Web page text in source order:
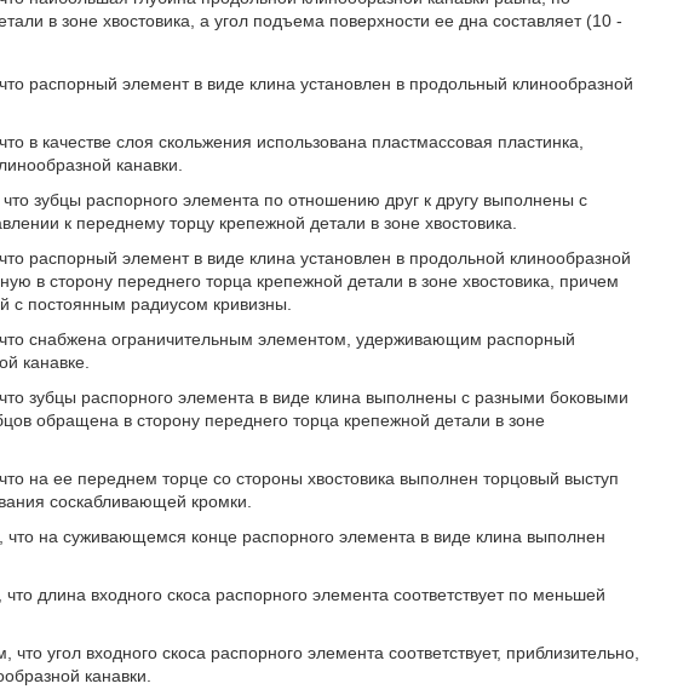
в зоне хвостовика, а угол подъема поверхности ее дна составляет (10 -
распорный элемент в виде клина установлен в продольный клинообразной
в качестве слоя скольжения использована пластмассовая пластинка,
канавки.
зубцы распорного элемента по отношению друг к другу выполнены с
к переднему торцу крепежной детали в зоне хвостовика.
распорный элемент в виде клина установлен в продольной клинообразной
в сторону переднего торца крепежной детали в зоне хвостовика, причем
с постоянным радиусом кривизны.
снабжена ограничительным элементом, удерживающим распорный
канавке.
зубцы распорного элемента в виде клина выполнены с разными боковыми
обращена в сторону переднего торца крепежной детали в зоне
на ее переднем торце со стороны хвостовика выполнен торцовый выступ
соскабливающей кромки.
на суживающемся конце распорного элемента в виде клина выполнен
длина входного скоса распорного элемента соответствует по меньшей
угол входного скоса распорного элемента соответствует, приблизительно,
канавки.